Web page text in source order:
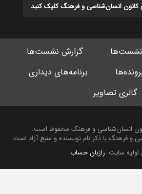
انسان‌شناسی و فرهنگ کلیک کنید
گزارش نشست‌ها
برنامه‌های دیداری
گالری تصاویر
انسان‌شناسی و فرهنگ محفوظ است.
و فرهنگ با ذکر نام نویسنده و منبع آزاد است.
سایت:رازبان حساب